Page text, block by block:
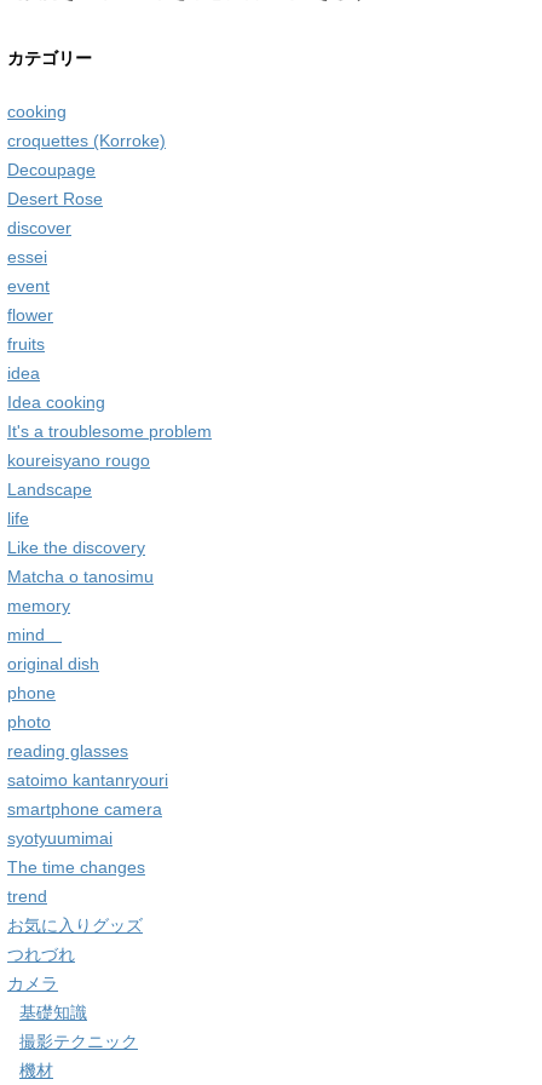
カテゴリー
cooking
croquettes (Korroke)
Decoupage
Desert Rose
discover
essei
event
flower
fruits
idea
Idea cooking
It's a troublesome problem
koureisyano rougo
Landscape
life
Like the discovery
Matcha o tanosimu
memory
mind
original dish
phone
photo
reading glasses
satoimo kantanryouri
smartphone camera
syotyuumimai
The time changes
trend
お気に入りグッズ
つれづれ
カメラ
基礎知識
撮影テクニック
機材